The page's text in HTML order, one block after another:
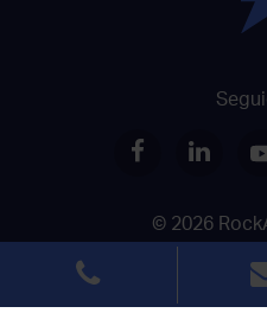
© 2026
Dati societari Termini di